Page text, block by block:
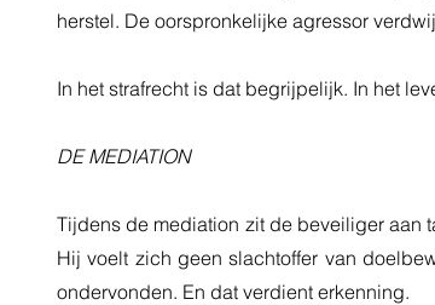
herstel. De oorspronkelijke agressor
In het strafrecht is dat begrijpelijk. In het
DE MEDIATION
Tijdens de mediation zit de beveiliger aan
Hij voelt zich geen slachtoffer van
ondervonden. En dat verdient erkenning.